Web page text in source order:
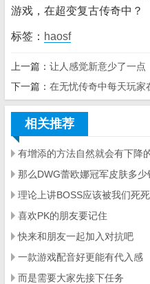
游戏，在超变复古传奇中？
标签： haosf
上一篇： 让人感觉新意少了一点
下一篇： 在无忧传奇中每天玩家
相关推荐
有增添的方法自然就会有下降
那么DWG蕾欧娜冠军皮肤多
理论上讲BOSS应该被我们死
喜欢PK的朋友要记住
快来和朋友一起加入对抗吧
一款游戏配音好更能有代入感
而是需要大家先接下任务